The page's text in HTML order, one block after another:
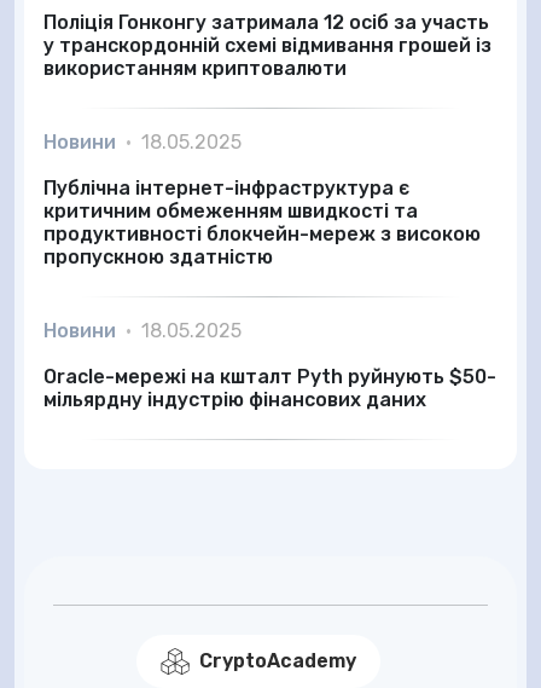
Поліція Гонконгу затримала 12 осіб за участь
у транскордонній схемі відмивання грошей із
використанням криптовалюти
Новини • 18.05.2025
Публічна інтернет-інфраструктура є
критичним обмеженням швидкості та
продуктивності блокчейн-мереж з високою
пропускною здатністю
Новини • 18.05.2025
Oracle-мережі на кшталт Pyth руйнують $50-
мільярдну індустрію фінансових даних
CryptoAcademy